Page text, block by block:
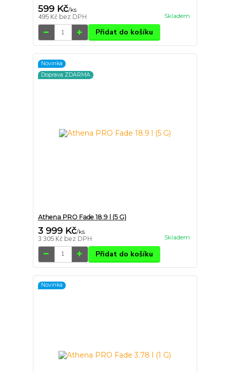
599 Kč/ks
495 Kč bez DPH Skladem
Přidat do košíku
Novinka
Doprava ZDARMA
Athena PRO Fade 18.9 l (5 G)
3 999 Kč/ks
3 305 Kč bez DPH Skladem
Přidat do košíku
Novinka